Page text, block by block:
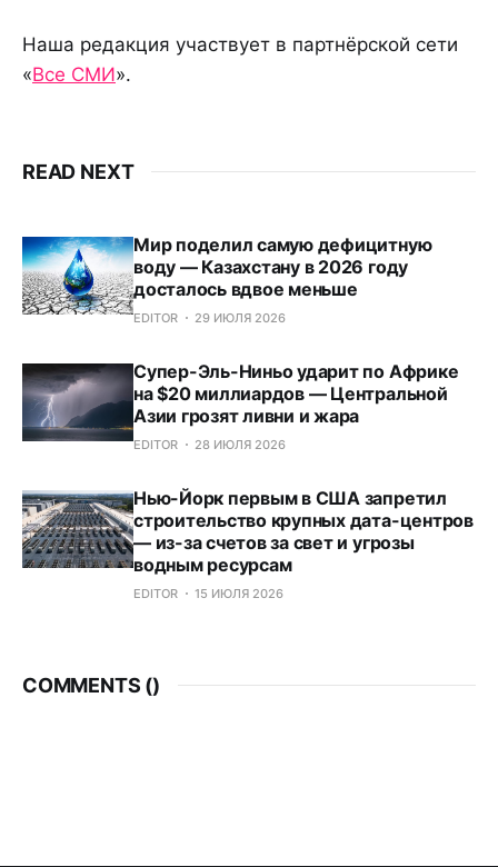
Наша редакция участвует в партнёрской сети
«Все СМИ».
READ NEXT
Мир поделил самую дефицитную
воду — Казахстану в 2026 году
досталось вдвое меньше
EDITOR 29 ИЮЛЯ 2026
Супер-Эль-Ниньо ударит по Африке
на $20 миллиардов — Центральной
Азии грозят ливни и жара
EDITOR 28 ИЮЛЯ 2026
Нью-Йорк первым в США запретил
строительство крупных дата-центров
— из-за счетов за свет и угрозы
водным ресурсам
EDITOR 15 ИЮЛЯ 2026
COMMENTS ()